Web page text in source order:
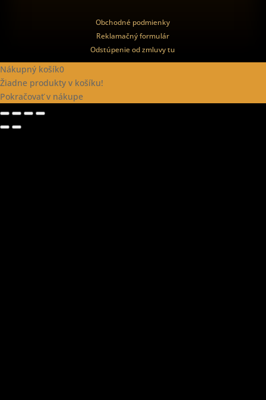
Obchodné podmienky
Reklamačný formulár
Odstúpenie od zmluvy tu
Nákupný košík0
Žiadne produkty v košíku!
Pokračovať v nákupe